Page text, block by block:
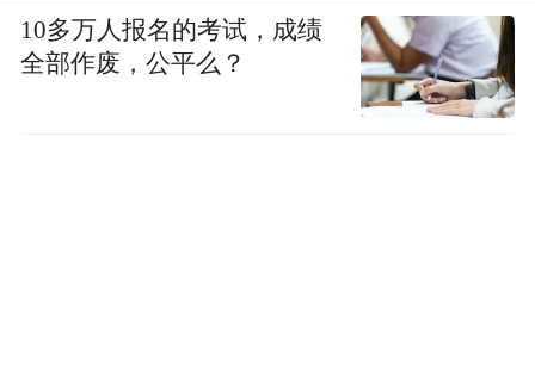
10多万人报名的考试，成绩
全部作废，公平么？